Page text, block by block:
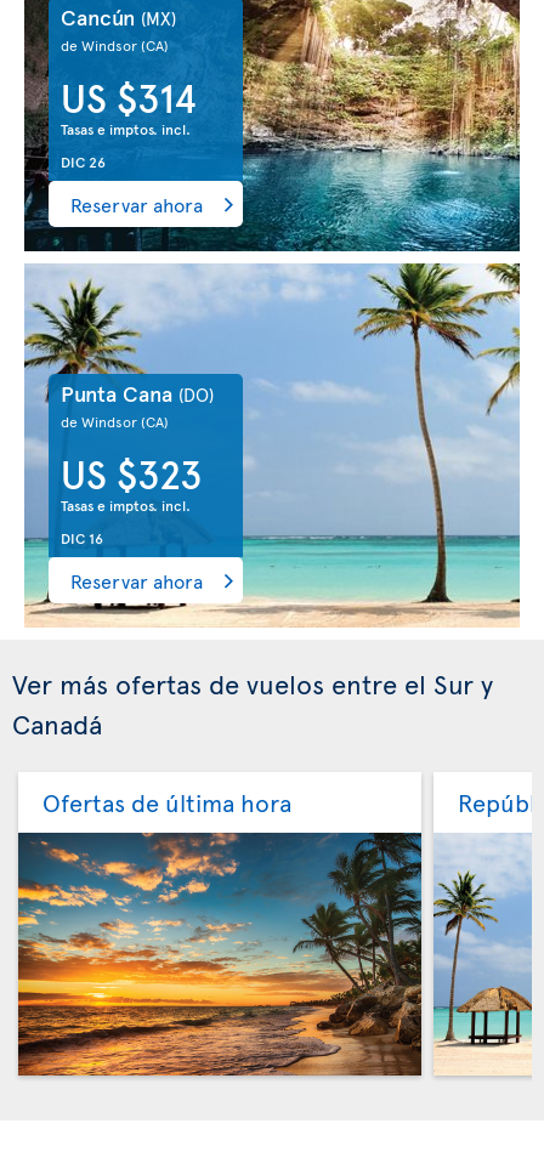
Cancún (MX)
de Windsor(CA)
US $314
Tasas e imptos. incl.
DIC 26
Reservar ahora
Punta Cana (DO)
de Windsor(CA)
US $323
Tasas e imptos. incl.
DIC 16
Reservar ahora
Ver más ofertas de vuelos entre el Sur y
Canadá
Ofertas de última hora